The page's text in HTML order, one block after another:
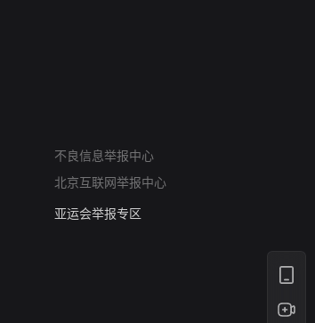
不良信息举报中心
北京互联网举报中心
算法推荐专项举报
亚运会举报专区